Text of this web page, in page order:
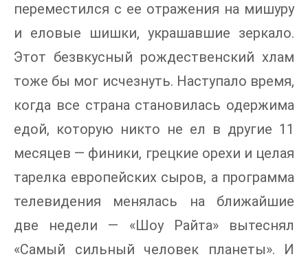
переместился с ее отражения на мишуру
и еловые шишки, украшавшие зеркало.
Этот безвкусный рождественский хлам
тоже бы мог исчезнуть. Наступало время,
когда все страна становилась одержима
едой, которую никто не ел в другие 11
месяцев — финики, грецкие орехи и целая
тарелка европейских сыров, а программа
телевидения менялась на ближайшие
две недели — «Шоу Райта» вытеснял
«Самый сильный человек планеты». И